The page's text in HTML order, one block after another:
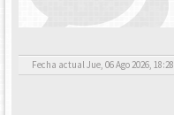
Fecha actual Jue, 06 Ago 2026, 18:28